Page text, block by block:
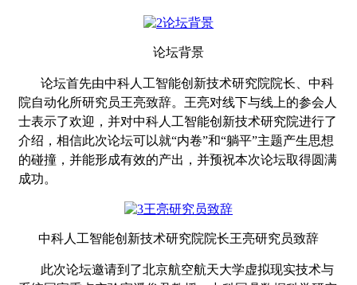
论坛背景
论坛首先由中科人工智能创新技术研究院院长、中科
院自动化所研究员王亮致辞。王亮对线下与线上的参会人
士表示了欢迎，并对中科人工智能创新技术研究院进行了
介绍，相信此次论坛可以就“内卷”和“躺平”主题产生思想
的碰撞，并能形成有效的产出，并预祝本次论坛取得圆满
成功。
中科人工智能创新技术研究院院长王亮研究员致辞
此次论坛邀请到了北京航空航天大学虚拟现实技术与